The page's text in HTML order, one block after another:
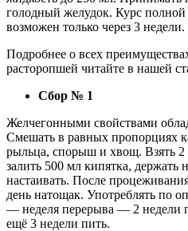
голодный желудок. Курс
возможен только через 3 недели.
Подробнее о всех
расторопшей читайте в нашей
Сбор № 1
Желчегонными свойствами
Смешать в равных пропорциях
рыльца, спорыш и хвощ. Взять 2
залить 500 мл кипятка, держать
настаивать. После
день натощак. Употреблять по
— неделя перерыва — 2 недели
ещё 3 недели пить.